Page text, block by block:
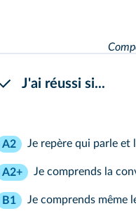
J'ai réussi si...
A2 Je repère qui parle et
A2+ Je comprends la
B1 Je comprends même